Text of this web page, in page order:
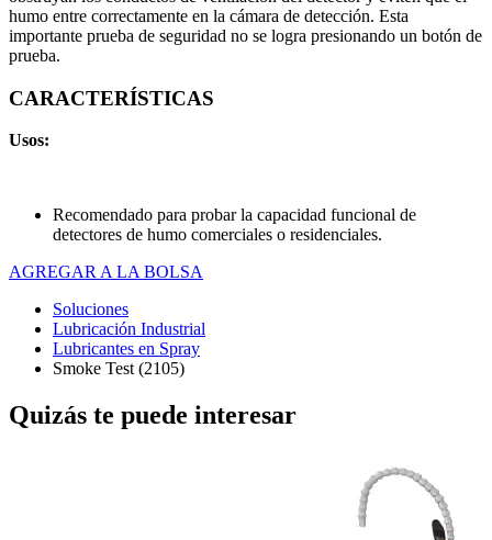
humo entre correctamente en la cámara de detección. Esta
importante prueba de seguridad no se logra presionando un botón de
prueba.
CARACTERÍSTICAS
Usos:
Recomendado para probar la capacidad funcional de
detectores de humo comerciales o residenciales.
AGREGAR A LA BOLSA
Soluciones
Lubricación Industrial
Lubricantes en Spray
Smoke Test (2105)
Quizás te puede interesar